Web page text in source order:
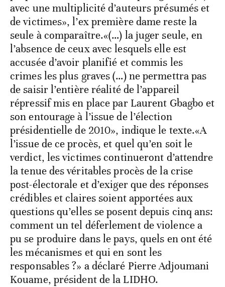
avec une multiplicité d’auteurs présumés et
de victimes», l’ex première dame reste la
seule à comparaître.«(…) la juger seule, en
l’absence de ceux avec lesquels elle est
accusée d’avoir planifié et commis les
crimes les plus graves (…) ne permettra pas
de saisir l’entière réalité de l’appareil
répressif mis en place par Laurent Gbagbo et
son entourage à l’issue de l’élection
présidentielle de 2010», indique le texte.«A
l’issue de ce procès, et quel qu’en soit le
verdict, les victimes continueront d’attendre
la tenue des véritables procès de la crise
post-électorale et d’exiger que des réponses
crédibles et claires soient apportées aux
questions qu’elles se posent depuis cinq ans:
comment un tel déferlement de violence a
pu se produire dans le pays, quels en ont été
les mécanismes et qui en sont les
responsables ?» a déclaré Pierre Adjoumani
Kouame, président de la LIDHO.